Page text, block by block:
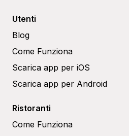
Utenti
Blog
Come Funziona
Scarica app per iOS
Scarica app per Android
Ristoranti
Come Funziona